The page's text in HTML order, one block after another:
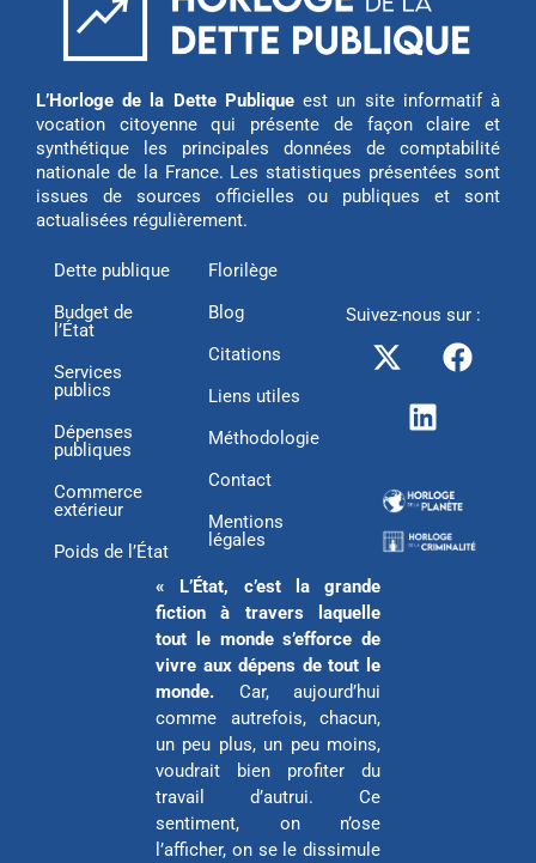
L’Horloge de la Dette Publiqueest un site informatif à
vocation citoyenne qui présente de façon claire et
synthétique les principales données de comptabilité
nationale de la France. Les statistiques présentées sont
issues de sources officielles ou publiques et sont
actualisées régulièrement.
Dette publique
Budget de
l’État
Services
publics
Dépenses
publiques
Commerce
extérieur
Poids de l’État
Florilège
Blog
Citations
Liens utiles
Méthodologie
Contact
Mentions
légales
Suivez-nous sur :
X
-
t
t
e
F
a
o
k
n
k
d
i
n
« L’État, c’est la grande
fiction à travers laquelle
tout le monde s’efforce de
vivre aux dépens de tout le
monde. Car, aujourd’hui
comme autrefois, chacun,
un peu plus, un peu moins,
voudrait bien profiter du
travail d’autrui. Ce
sentiment, on n’ose
l’afficher, on se le dissimule